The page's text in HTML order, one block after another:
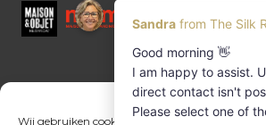
Wij gebruiken cookies om het gebruik van onze
CONTACTEER ONS